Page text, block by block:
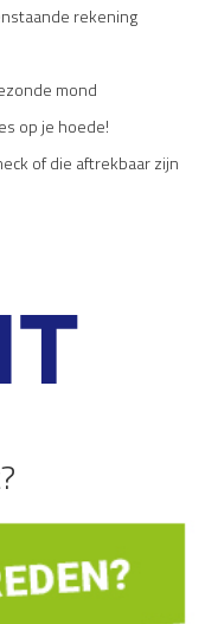
rekening
mond
op je hoede!
of die aftrekbaar zijn